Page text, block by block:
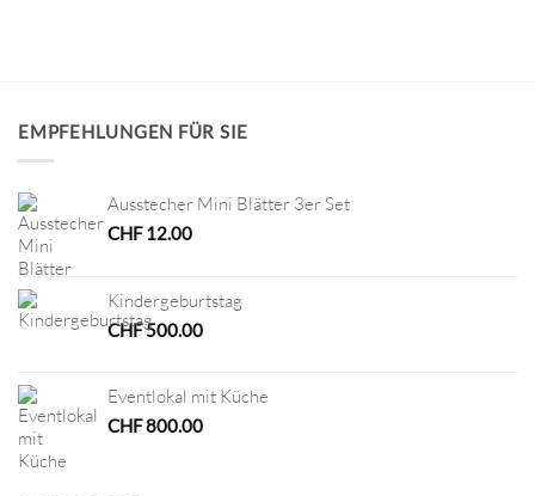
EMPFEHLUNGEN FÜR SIE
Ausstecher Mini Blätter 3er Set
CHF12.00
Kindergeburtstag
CHF500.00
Eventlokal mit Küche
CHF800.00